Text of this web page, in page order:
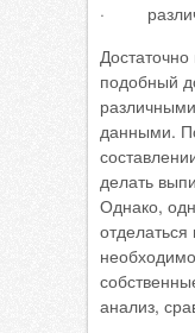
·
подобный
данными.
делать
Однако,
анализ,